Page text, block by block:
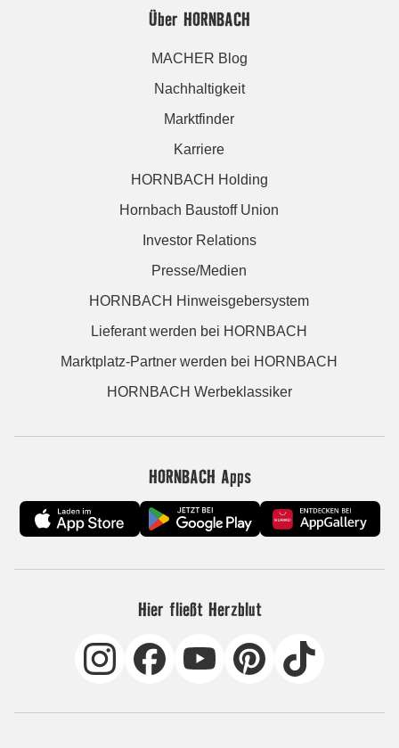
Über HORNBACH
MACHER Blog
Nachhaltigkeit
Marktfinder
Karriere
HORNBACH Holding
Hornbach Baustoff Union
Investor Relations
Presse/Medien
HORNBACH Hinweisgebersystem
Lieferant werden bei HORNBACH
Marktplatz-Partner werden bei HORNBACH
HORNBACH Werbeklassiker
HORNBACH Apps
Hier fließt Herzblut